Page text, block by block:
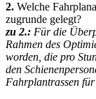
2. Welche
zugrunde gelegt?
zu 2.: Für die
Rahmen des
worden, die pro
den
Fahrplantrassen